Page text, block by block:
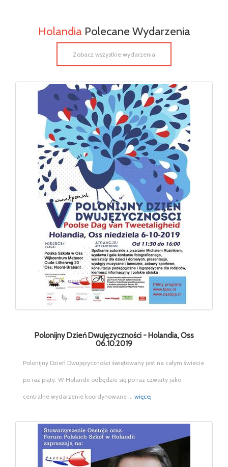
Holandia Polecane Wydarzenia
Zobacz wszystkie wydarzenia
Polonijny Dzień Dwujęzyczności - Holandia, Oss
06.10.2019
Polonijny Dzień Dwujęzyczności świętowany jest na całym świecie
po raz piąty. W Holandii odbędzie się po raz czwarty jako
centralne wydarzenie koordynowane ... więcej